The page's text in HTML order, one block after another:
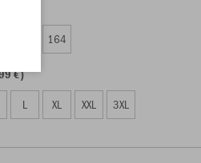
164
€)
L XL XXL 3XL